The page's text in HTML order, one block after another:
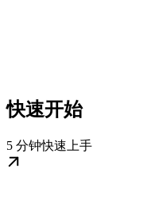
快速开始
5 分钟快速上手